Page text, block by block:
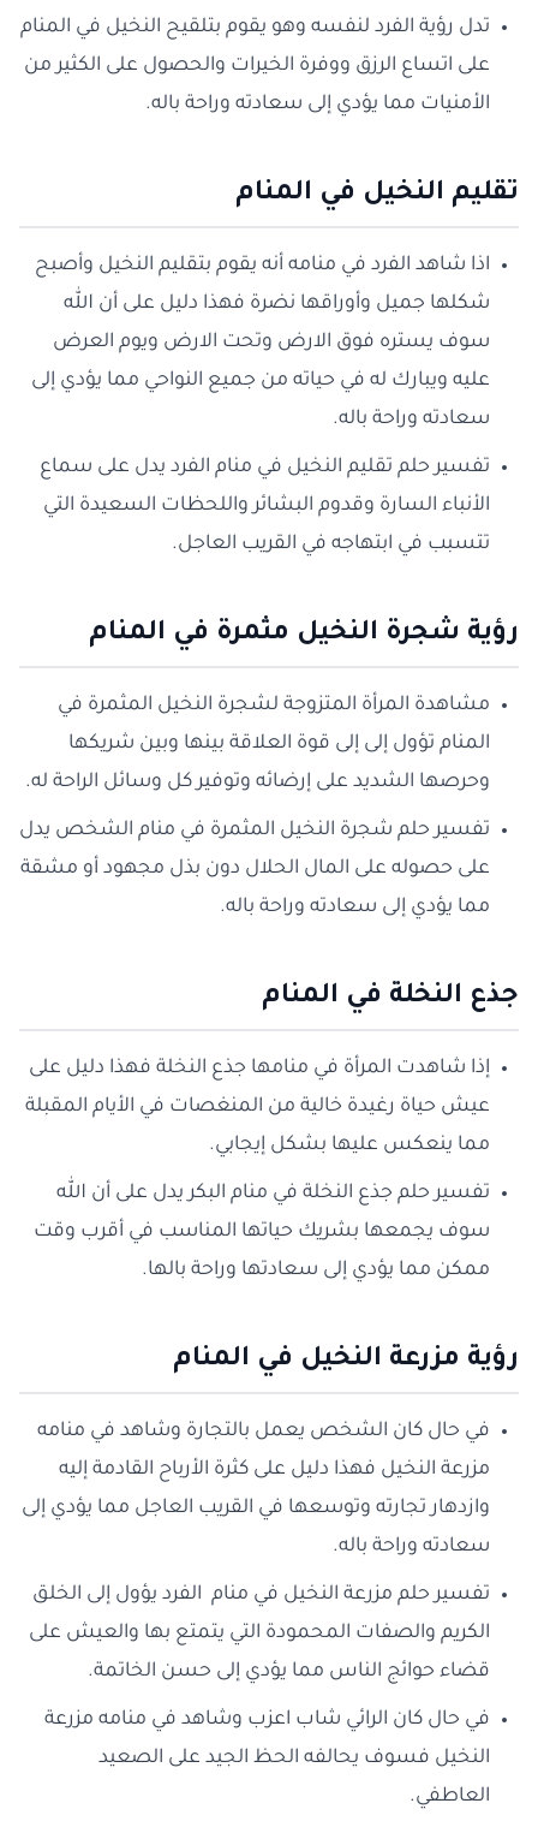
تدل رؤية الفرد لنفسه وهو يقوم بتلقيح النخيل في المنام
على اتساع الرزق ووفرة الخيرات والحصول على الكثير من
الأمنيات مما يؤدي إلى سعادته وراحة باله.
تقليم النخيل في المنام
اذا شاهد الفرد في منامه أنه يقوم بتقليم النخيل وأصبح
شكلها جميل وأوراقها نضرة فهذا دليل على أن الله
سوف يستره فوق الارض وتحت الارض ويوم العرض
عليه ويبارك له في حياته من جميع النواحي مما يؤدي إلى
سعادته وراحة باله.
تفسير حلم تقليم النخيل في منام الفرد يدل على سماع
الأنباء السارة وقدوم البشائر واللحظات السعيدة التي
تتسبب في ابتهاجه في القريب العاجل.
رؤية شجرة النخيل مثمرة في المنام
مشاهدة المرأة المتزوجة لشجرة النخيل المثمرة في
المنام تؤول إلى إلى قوة العلاقة بينها وبين شريكها
وحرصها الشديد على إرضائه وتوفير كل وسائل الراحة له.
تفسير حلم شجرة النخيل المثمرة في منام الشخص يدل
على حصوله على المال الحلال دون بذل مجهود أو مشقة
مما يؤدي إلى سعادته وراحة باله.
جذع النخلة في المنام
إذا شاهدت المرأة في منامها جذع النخلة فهذا دليل على
عيش حياة رغيدة خالية من المنغصات في الأيام المقبلة
مما ينعكس عليها بشكل إيجابي.
تفسير حلم جذع النخلة في منام البكر يدل على أن الله
سوف يجمعها بشريك حياتها المناسب في أقرب وقت
ممكن مما يؤدي إلى سعادتها وراحة بالها.
رؤية مزرعة النخيل في المنام
في حال كان الشخص يعمل بالتجارة وشاهد في منامه
مزرعة النخيل فهذا دليل على كثرة الأرباح القادمة إليه
وازدهار تجارته وتوسعها في القريب العاجل مما يؤدي إلى
سعادته وراحة باله.
تفسير حلم مزرعة النخيل في منام الفرد يؤول إلى الخلق
الكريم والصفات المحمودة التي يتمتع بها والعيش على
قضاء حوائج الناس مما يؤدي إلى حسن الخاتمة.
في حال كان الرائي شاب اعزب وشاهد في منامه مزرعة
النخيل فسوف يحالفه الحظ الجيد على الصعيد
العاطفي.